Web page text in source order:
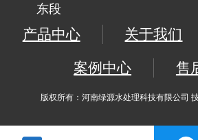
东段
产品中心 关于我们
案例中心 售
版权所有：河南绿源水处理科技有限公司